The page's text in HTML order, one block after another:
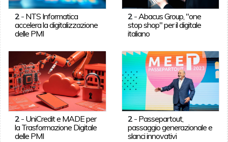
2- NTS Informatica
accelera la digitalizzazione
delle PMI
2 -Abacus Group, "one
stop shop" per il digitale
italiano
2- UniCredit e MADE per
la Trasformazione Digitale
delle PMI
2 - Passepartout,
passaggio generazionale e
slanci innovativi